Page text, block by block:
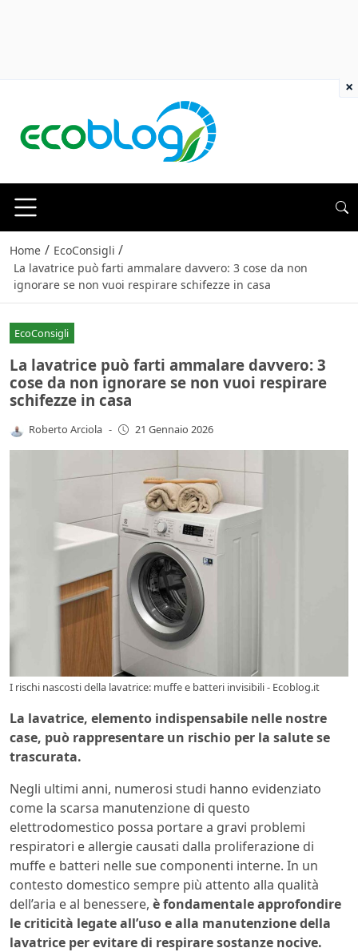
Home / EcoConsigli /
La lavatrice può farti ammalare davvero: 3 cose da non
ignorare se non vuoi respirare schifezze in casa
EcoConsigli
La lavatrice può farti ammalare davvero: 3
cose da non ignorare se non vuoi respirare
schifezze in casa
Roberto Arciola - 21 Gennaio 2026
I rischi nascosti della lavatrice: muffe e batteri invisibili - Ecoblog.it
La lavatrice, elemento indispensabile nelle nostre
case, può rappresentare un rischio per la salute se
trascurata.
Negli ultimi anni, numerosi studi hanno evidenziato
come la scarsa manutenzione di questo
elettrodomestico possa portare a gravi problemi
respiratori e allergie causati dalla proliferazione di
muffe e batteri nelle sue componenti interne. In un
contesto domestico sempre più attento alla qualità
dell’aria e al benessere, è fondamentale approfondire
le criticità legate all’uso e alla manutenzione della
lavatrice per evitare di respirare sostanze nocive.
×